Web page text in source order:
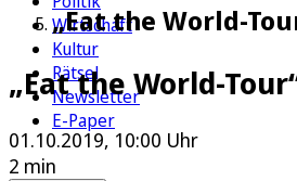
Wirtschaft
Kultur
Rätsel
Newsletter
E-Paper
„Eat the World-
„Eat the World-
01.10.2019, 10:00 Uhr
2 min